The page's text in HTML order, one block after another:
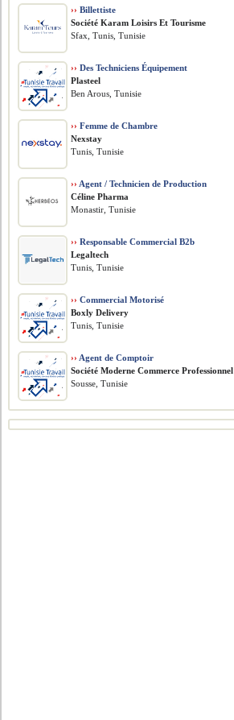
›› Billettiste
Société Karam Loisirs Et Tourisme
Sfax, Tunis, Tunisie
›› Des Techniciens Équipement
Plasteel
Ben Arous, Tunisie
›› Femme de Chambre
Nexstay
Tunis, Tunisie
›› Agent / Technicien de Production
Céline Pharma
Monastir, Tunisie
›› Responsable Commercial B2b
Legaltech
Tunis, Tunisie
›› Commercial Motorisé
Boxly Delivery
Tunis, Tunisie
›› Agent de Comptoir
Société Moderne Commerce Professionnel
Sousse, Tunisie